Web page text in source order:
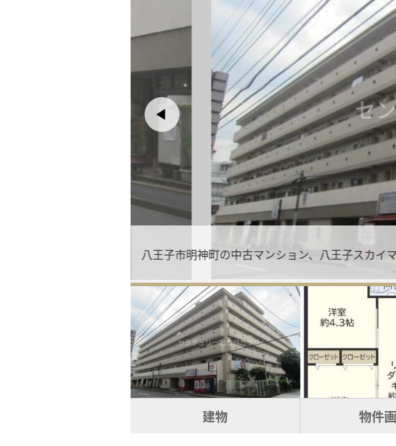
八王子市明神町の中古マンション、八王子スカイ
建物 物件